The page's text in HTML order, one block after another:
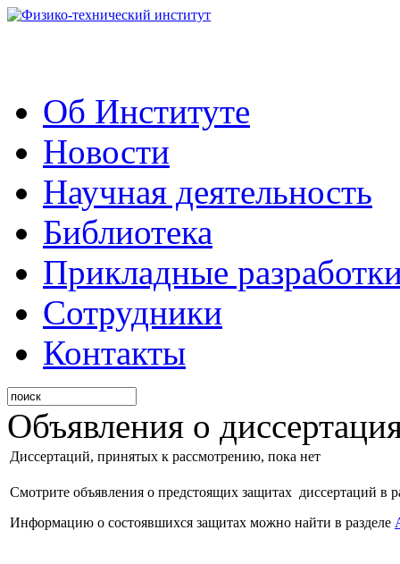
Об Институте
Новости
Научная деятельность
Библиотека
Прикладные
Сотрудники
Контакты
Объявления о
Диссертаций, принятых к рассмотрению, пока нет
Смотрите объявления о предстоящих защитах диссертаций в
Информацию о состоявшихся защитах можно найти в разделе